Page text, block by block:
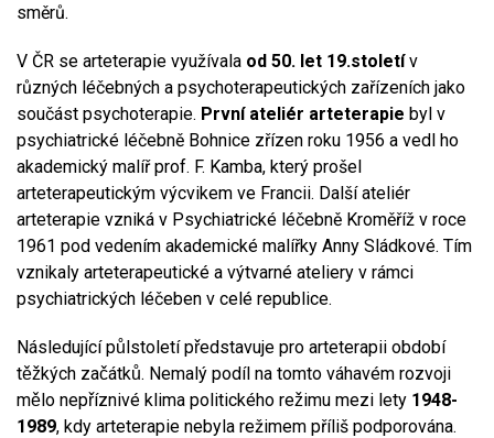
směrů.
V ČR se arteterapie využívala od 50. let 19.stoletív
různých léčebných a psychoterapeutických zařízeních jako
součást psychoterapie. První ateliér arteterapie byl v
psychiatrické léčebně Bohnice zřízen roku 1956 a vedl ho
akademický malíř prof. F. Kamba, který prošel
arteterapeutickým výcvikem ve Francii. Další ateliér
arteterapie vzniká v Psychiatrické léčebně Kroměříž v roce
1961 pod vedením akademické malířky Anny Sládkové. Tím
vznikaly arteterapeutické a výtvarné ateliery v rámci
psychiatrických léčeben v celé republice.
Následující půlstoletí představuje pro arteterapii období
těžkých začátků. Nemalý podíl na tomto váhavém rozvoji
mělo nepříznivé klima politického režimu mezi lety 1948-
1989, kdy arteterapie nebyla režimem příliš podporována.